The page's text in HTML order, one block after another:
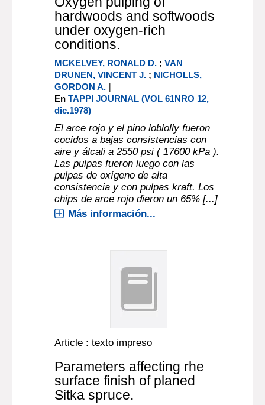
hardwoods and softwoods
under oxygen-rich
conditions.
MCKELVEY, RONALD D. ;VAN
DRUNEN, VINCENT J. ; NICHOLLS,
GORDON A. |
EnTAPPI JOURNAL (VOL 61NRO 12,
dic.1978)
El arce rojo y el pino loblolly fueron
cocidos a bajas consistencias con
aire y álcali a 2550 psi ( 17600 kPa ).
Las pulpas fueron luego con las
pulpas de oxígeno de alta
consistencia y con pulpas kraft. Los
chips de arce rojo dieron un 65% [...]
Más información...
Article : texto impreso
Parameters affecting rhe
surface finish of planed
Sitka spruce.